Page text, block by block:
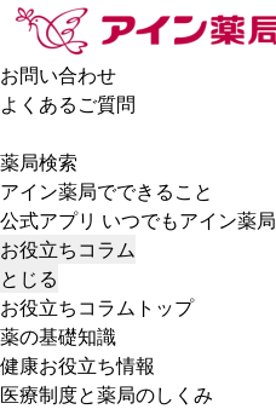
お問い合わせ
よくあるご質問
薬局検索
アイン薬局でできること
公式アプリ いつでもアイン薬局
お役立ちコラム
とじる
お役立ちコラムトップ
薬の基礎知識
健康お役立ち情報
医療制度と薬局のしくみ